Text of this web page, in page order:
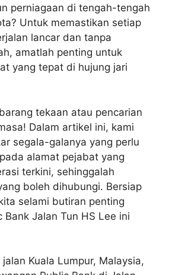
perniagaan di tengah-tengah
Untuk memastikan setiap
lancar dan tanpa
amatlah penting untuk
yang tepat di hujung jari
tekaan atau pencarian
Dalam artikel ini, kami
segala-galanya yang perlu
alamat pejabat yang
terkini, sehinggalah
boleh dihubungi. Bersiap
selami butiran penting
Bank Jalan Tun HS Lee ini